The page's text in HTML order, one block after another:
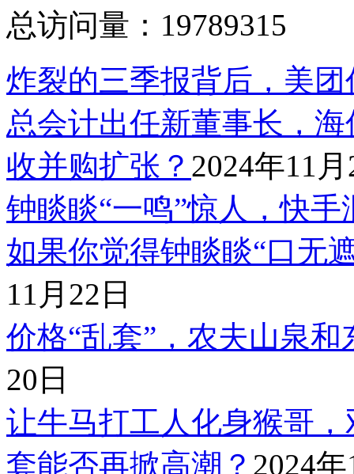
总访问量：19789315
炸裂的三季报背后，美
总会计出任新董事长，
收并购扩张？ 2024年11
钟睒睒“一鸣”惊人，快手
如果你觉得钟睒睒“口无
11月22日
价格“乱套”，农夫山泉
20日
让牛马打工人化身猴哥
套能否再掀高潮？ 2024